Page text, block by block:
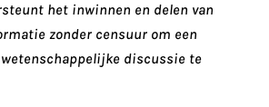
het inwinnen en delen van
zonder censuur om een
discussie te